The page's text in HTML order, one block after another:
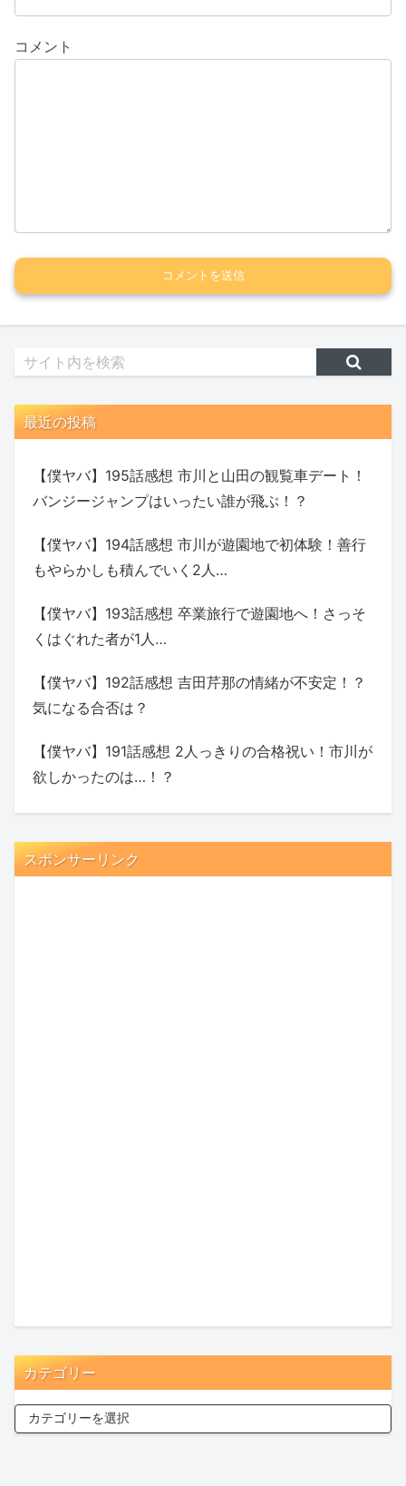
コメント
最近の投稿
【僕ヤバ】195話感想 市川と山田の観覧車デート！
バンジージャンプはいったい誰が飛ぶ！？
【僕ヤバ】194話感想 市川が遊園地で初体験！善行
もやらかしも積んでいく2人…
【僕ヤバ】193話感想 卒業旅行で遊園地へ！さっそ
くはぐれた者が1人…
【僕ヤバ】192話感想 吉田芹那の情緒が不安定！？
気になる合否は？
【僕ヤバ】191話感想 2人っきりの合格祝い！市川が
欲しかったのは…！？
スポンサーリンク
カテゴリー